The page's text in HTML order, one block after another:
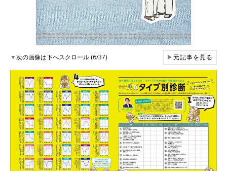
▼次の画像は下へスクロール (6/37) ▶元記事を見る